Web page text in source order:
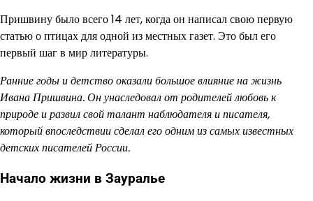
Пришвину было всего 14 лет, когда он написал свою первую
статью о птицах для одной из местных газет. Это был его
первый шаг в мир литературы.
Ранние годы и детство оказали большое влияние на жизнь
Ивана Пришвина. Он унаследовал от родителей любовь к
природе и развил свой талант наблюдателя и писателя,
который впоследствии сделал его одним из самых известных
детских писателей России.
Начало жизни в Зауралье